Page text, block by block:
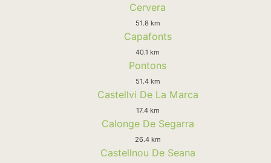
Cervera
51.8 km
Capafonts
40.1 km
Pontons
51.4 km
Castellvi De La Marca
17.4 km
Calonge De Segarra
26.4 km
Castellnou De Seana